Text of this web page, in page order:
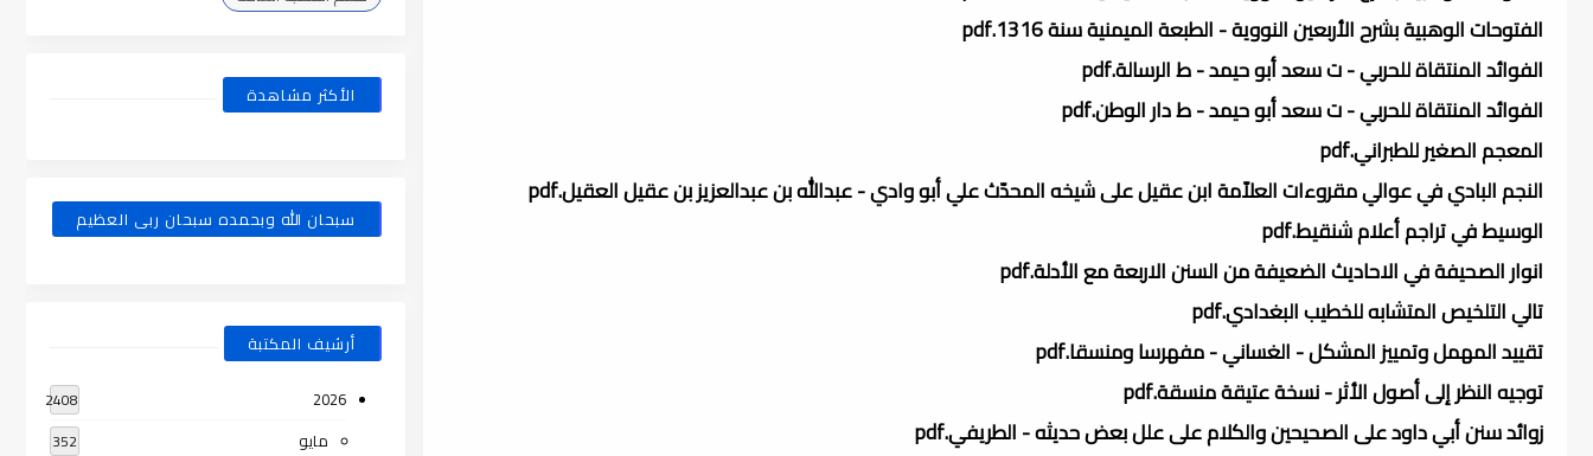
الفتوحات الوهبية بشرح الأربعين النووية - الطبعة الميمنية سنة 1316.pdf
الفوائد المنتقاة للحربي - ت سعد أبو حيمد - ط الرسالة.pdf
الفوائد المنتقاة للحربي - ت سعد أبو حيمد - ط دار الوطن.pdf
المعجم الصغير للطبراني.pdf
النجم البادي في عوالي مقروءات العلاّمة ابن عقيل على شيخه المحدّث علي أبو وادي - عبدالله بن عبدالعزيز بن عقيل العقيل.pdf
الوسيط في تراجم أعلام شنقيط.pdf
انوار الصحيفة في الاحاديث الضعيفة من السنن الاربعة مع الأدلة.pdf
تالي التلخيص المتشابه للخطيب البغدادي.pdf
تقييد المهمل وتمييز المشكل - الغساني - مفهرسا ومنسقا.pdf
توجيه النظر إلى أصول الأثر - نسخة عتيقة منسقة.pdf
زوائد سنن أبي داود على الصحيحين والكلام على علل بعض حديثه - الطريفي.pdf
الأكثر مشاهدة
سبحان الله وبحمده سبحان ربى العظيم
أرشيف المكتبة
2026
2408
مايو 352